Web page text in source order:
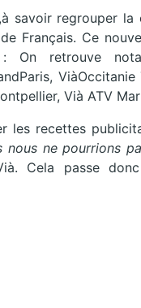
savoir regrouper
Français. Ce
retrouve
Vià ATV
les recettes
nous ne pourrions
Cela passe